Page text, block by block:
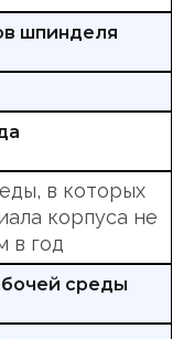
шпинделя
в которых
корпуса не
в год
среды